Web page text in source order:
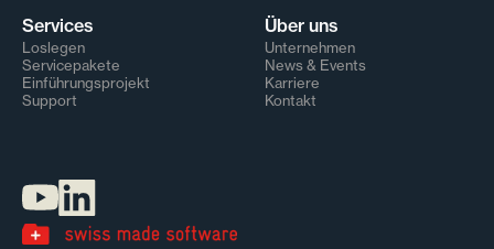
Services
Loslegen
Servicepakete
Einführungsprojekt
Support
Über uns
Unternehmen
News & Events
Karriere
Kontakt